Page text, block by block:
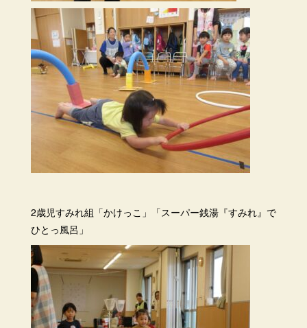
2歳児すみれ組「かけっこ」「スーパー銭湯『すみれ』で
ひとっ風呂」